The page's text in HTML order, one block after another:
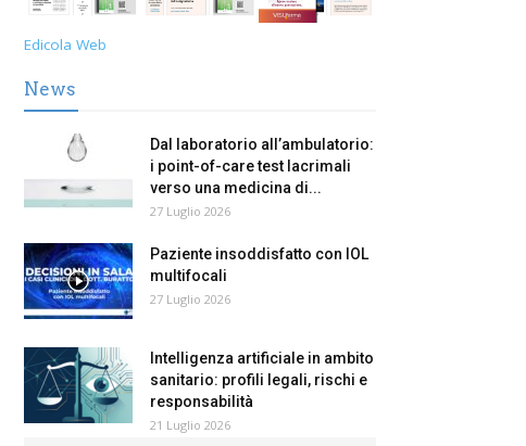
Edicola Web
News
Dal laboratorio all’ambulatorio:
i point-of-care test lacrimali
verso una medicina di...
27 Luglio 2026
Paziente insoddisfatto con IOL
multifocali
27 Luglio 2026
Intelligenza artificiale in ambito
sanitario: profili legali, rischi e
responsabilità
21 Luglio 2026